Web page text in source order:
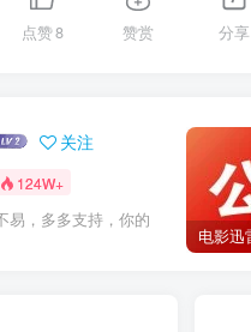
点赞8 赞赏 分享
关注
124W+
易，多多支持，你的